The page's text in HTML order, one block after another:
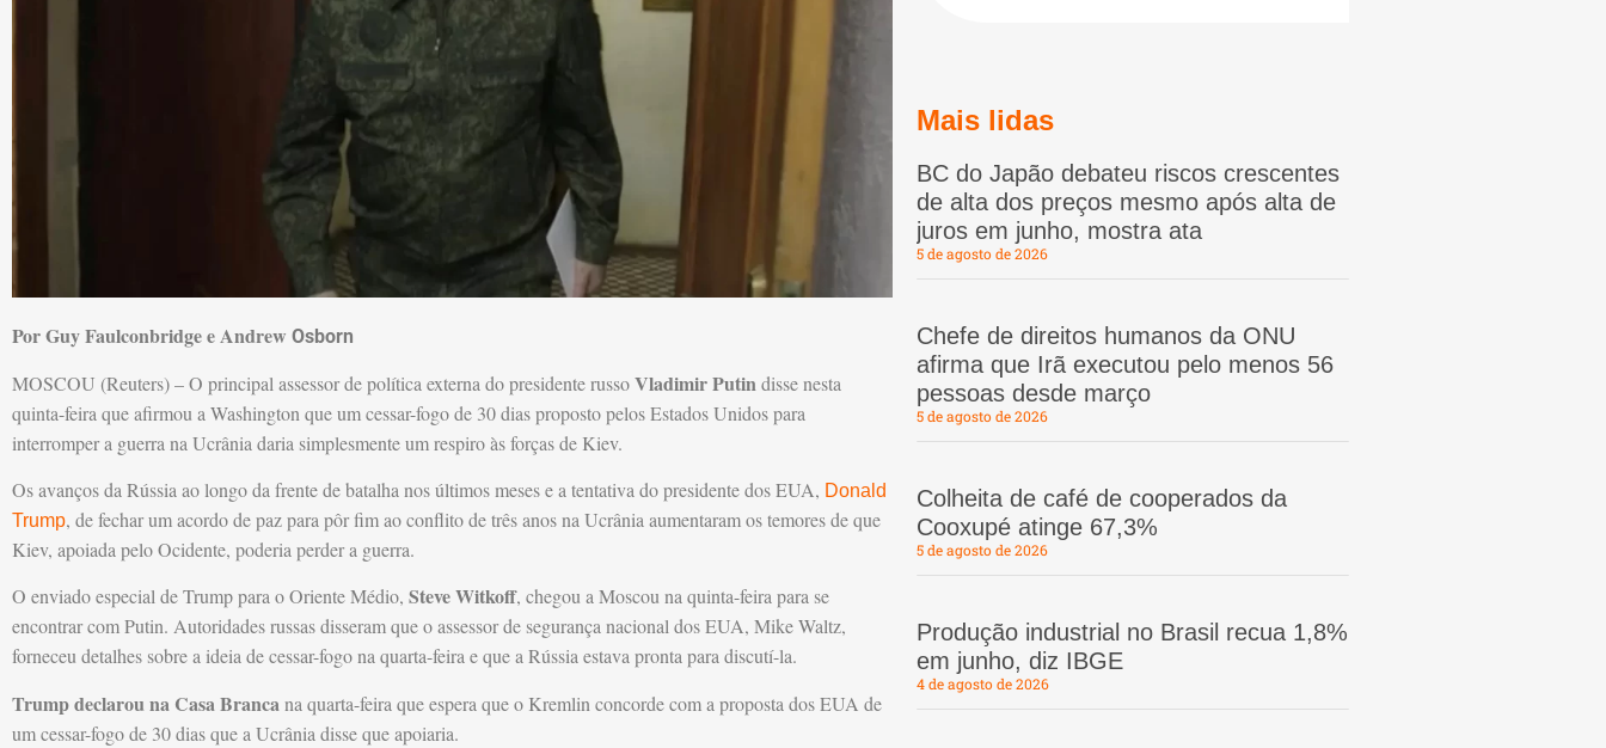
Por Guy Faulconbridge e Andrew Osborn
MOSCOU (Reuters) – O principal assessor de política externa do presidente russoVladimir Putin disse nesta
quinta-feira que afirmou a Washington que um cessar-fogo de 30 dias proposto pelos Estados Unidos para
interromper a guerra na Ucrânia daria simplesmente um respiro às forças de Kiev.
Os avanços da Rússia ao longo da frente de batalha nos últimos meses e a tentativa do presidente dos EUA, Donald
Trump, de fechar um acordo de paz para pôr fim ao conflito de três anos na Ucrânia aumentaram os temores de que
Kiev, apoiada pelo Ocidente, poderia perder a guerra.
O enviado especial de Trump para o Oriente Médio, Steve Witkoff, chegou a Moscou na quinta-feira para se
encontrar com Putin. Autoridades russas disseram que o assessor de segurança nacional dos EUA, Mike Waltz,
forneceu detalhes sobre a ideia de cessar-fogo na quarta-feira e que a Rússia estava pronta para discutí-la.
Trump declarou na Casa Brancana quarta-feira que espera que o Kremlin concorde com a proposta dos EUA de
um cessar-fogo de 30 dias que a Ucrânia disse que apoiaria.
Mais lidas
BC do Japão debateu riscos crescentes
de alta dos preços mesmo após alta de
juros em junho, mostra ata
5 de agosto de 2026
Chefe de direitos humanos da ONU
afirma que Irã executou pelo menos 56
pessoas desde março
5 de agosto de 2026
Colheita de café de cooperados da
Cooxupé atinge 67,3%
5 de agosto de 2026
Produção industrial no Brasil recua 1,8%
em junho, diz IBGE
4 de agosto de 2026